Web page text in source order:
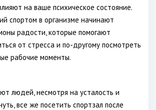
на ваше психическое состояние.
спортом в организме начинают
радости, которые помогают
от стресса и по-другому посмотреть
рабочие моменты.
людей, несмотря на усталость и
все же посетить спортзал после